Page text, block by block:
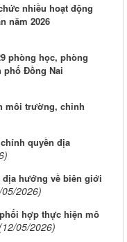
nhiều hoạt động
năm 2026
phòng học, phòng
phố Đồng Nai
môi trường, chỉnh
quyền địa
hướng về biên giới
2026)
hợp thực hiện mô
(12/05/2026)